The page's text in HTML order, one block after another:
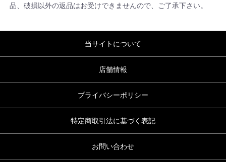
品、破損以外の返品はお受けできませんので、ご了承下さい。
当サイトについて
店舗情報
プライバシーポリシー
特定商取引法に基づく表記
お問い合わせ